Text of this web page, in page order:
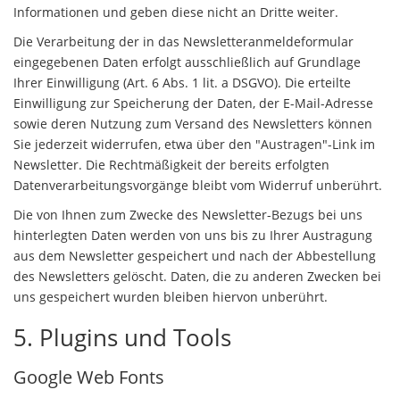
Informationen und geben diese nicht an Dritte weiter.
Die Verarbeitung der in das Newsletteranmeldeformular
eingegebenen Daten erfolgt ausschließlich auf Grundlage
Ihrer Einwilligung (Art. 6 Abs. 1 lit. a DSGVO). Die erteilte
Einwilligung zur Speicherung der Daten, der E-Mail-Adresse
sowie deren Nutzung zum Versand des Newsletters können
Sie jederzeit widerrufen, etwa über den "Austragen"-Link im
Newsletter. Die Rechtmäßigkeit der bereits erfolgten
Datenverarbeitungsvorgänge bleibt vom Widerruf unberührt.
Die von Ihnen zum Zwecke des Newsletter-Bezugs bei uns
hinterlegten Daten werden von uns bis zu Ihrer Austragung
aus dem Newsletter gespeichert und nach der Abbestellung
des Newsletters gelöscht. Daten, die zu anderen Zwecken bei
uns gespeichert wurden bleiben hiervon unberührt.
5. Plugins und Tools
Google Web Fonts